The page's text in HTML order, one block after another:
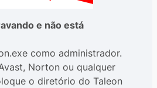
e não está
como administrador.
Norton ou qualquer
o diretório do Taleon